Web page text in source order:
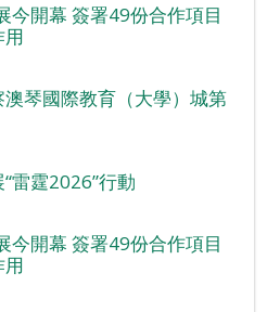
今開幕 簽署49份合作項目
用
琴國際教育（大學）城第
雷霆2026”行動
今開幕 簽署49份合作項目
用